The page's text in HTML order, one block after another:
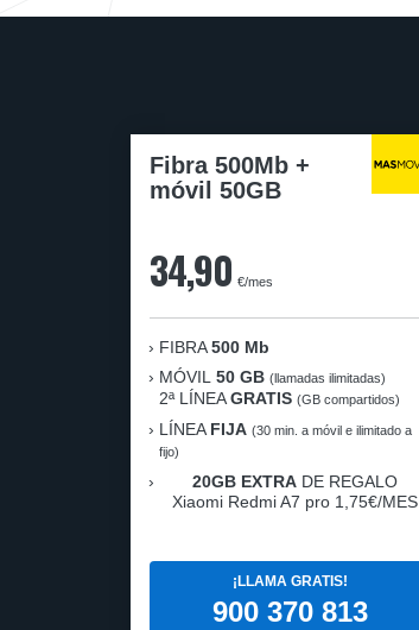
Fibra 500Mb +
móvil 50GB
34,90 €/mes
FIBRA 500 Mb
MÓVIL 50 GB (llamadas ilimitadas)
2ª LÍNEAGRATIS (GB compartidos)
LÍNEA FIJA (30 min. a móvil e ilimitado a
fijo)
20GB EXTRA DE REGALO
Xiaomi Redmi A7 pro 1,75€/MES
¡LLAMA GRATIS!
900 370 813